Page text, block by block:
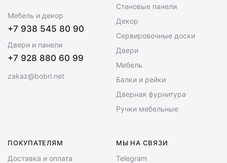
Мебель и декор
+7 938 545 80 90
Двери и панели
+7 928 880 60 99
zakaz@bobri.net
Стеновые панели
Декор
Сервировочные доски
Двери
Мебель
Балки и рейки
Дверная фурнитура
Ручки мебельные
ПОКУПАТЕЛЯМ
Доставка и оплата
МЫ НА СВЯЗИ
Telegram